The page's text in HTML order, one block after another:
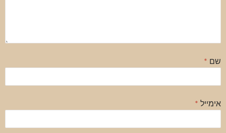
שם *
אימייל *